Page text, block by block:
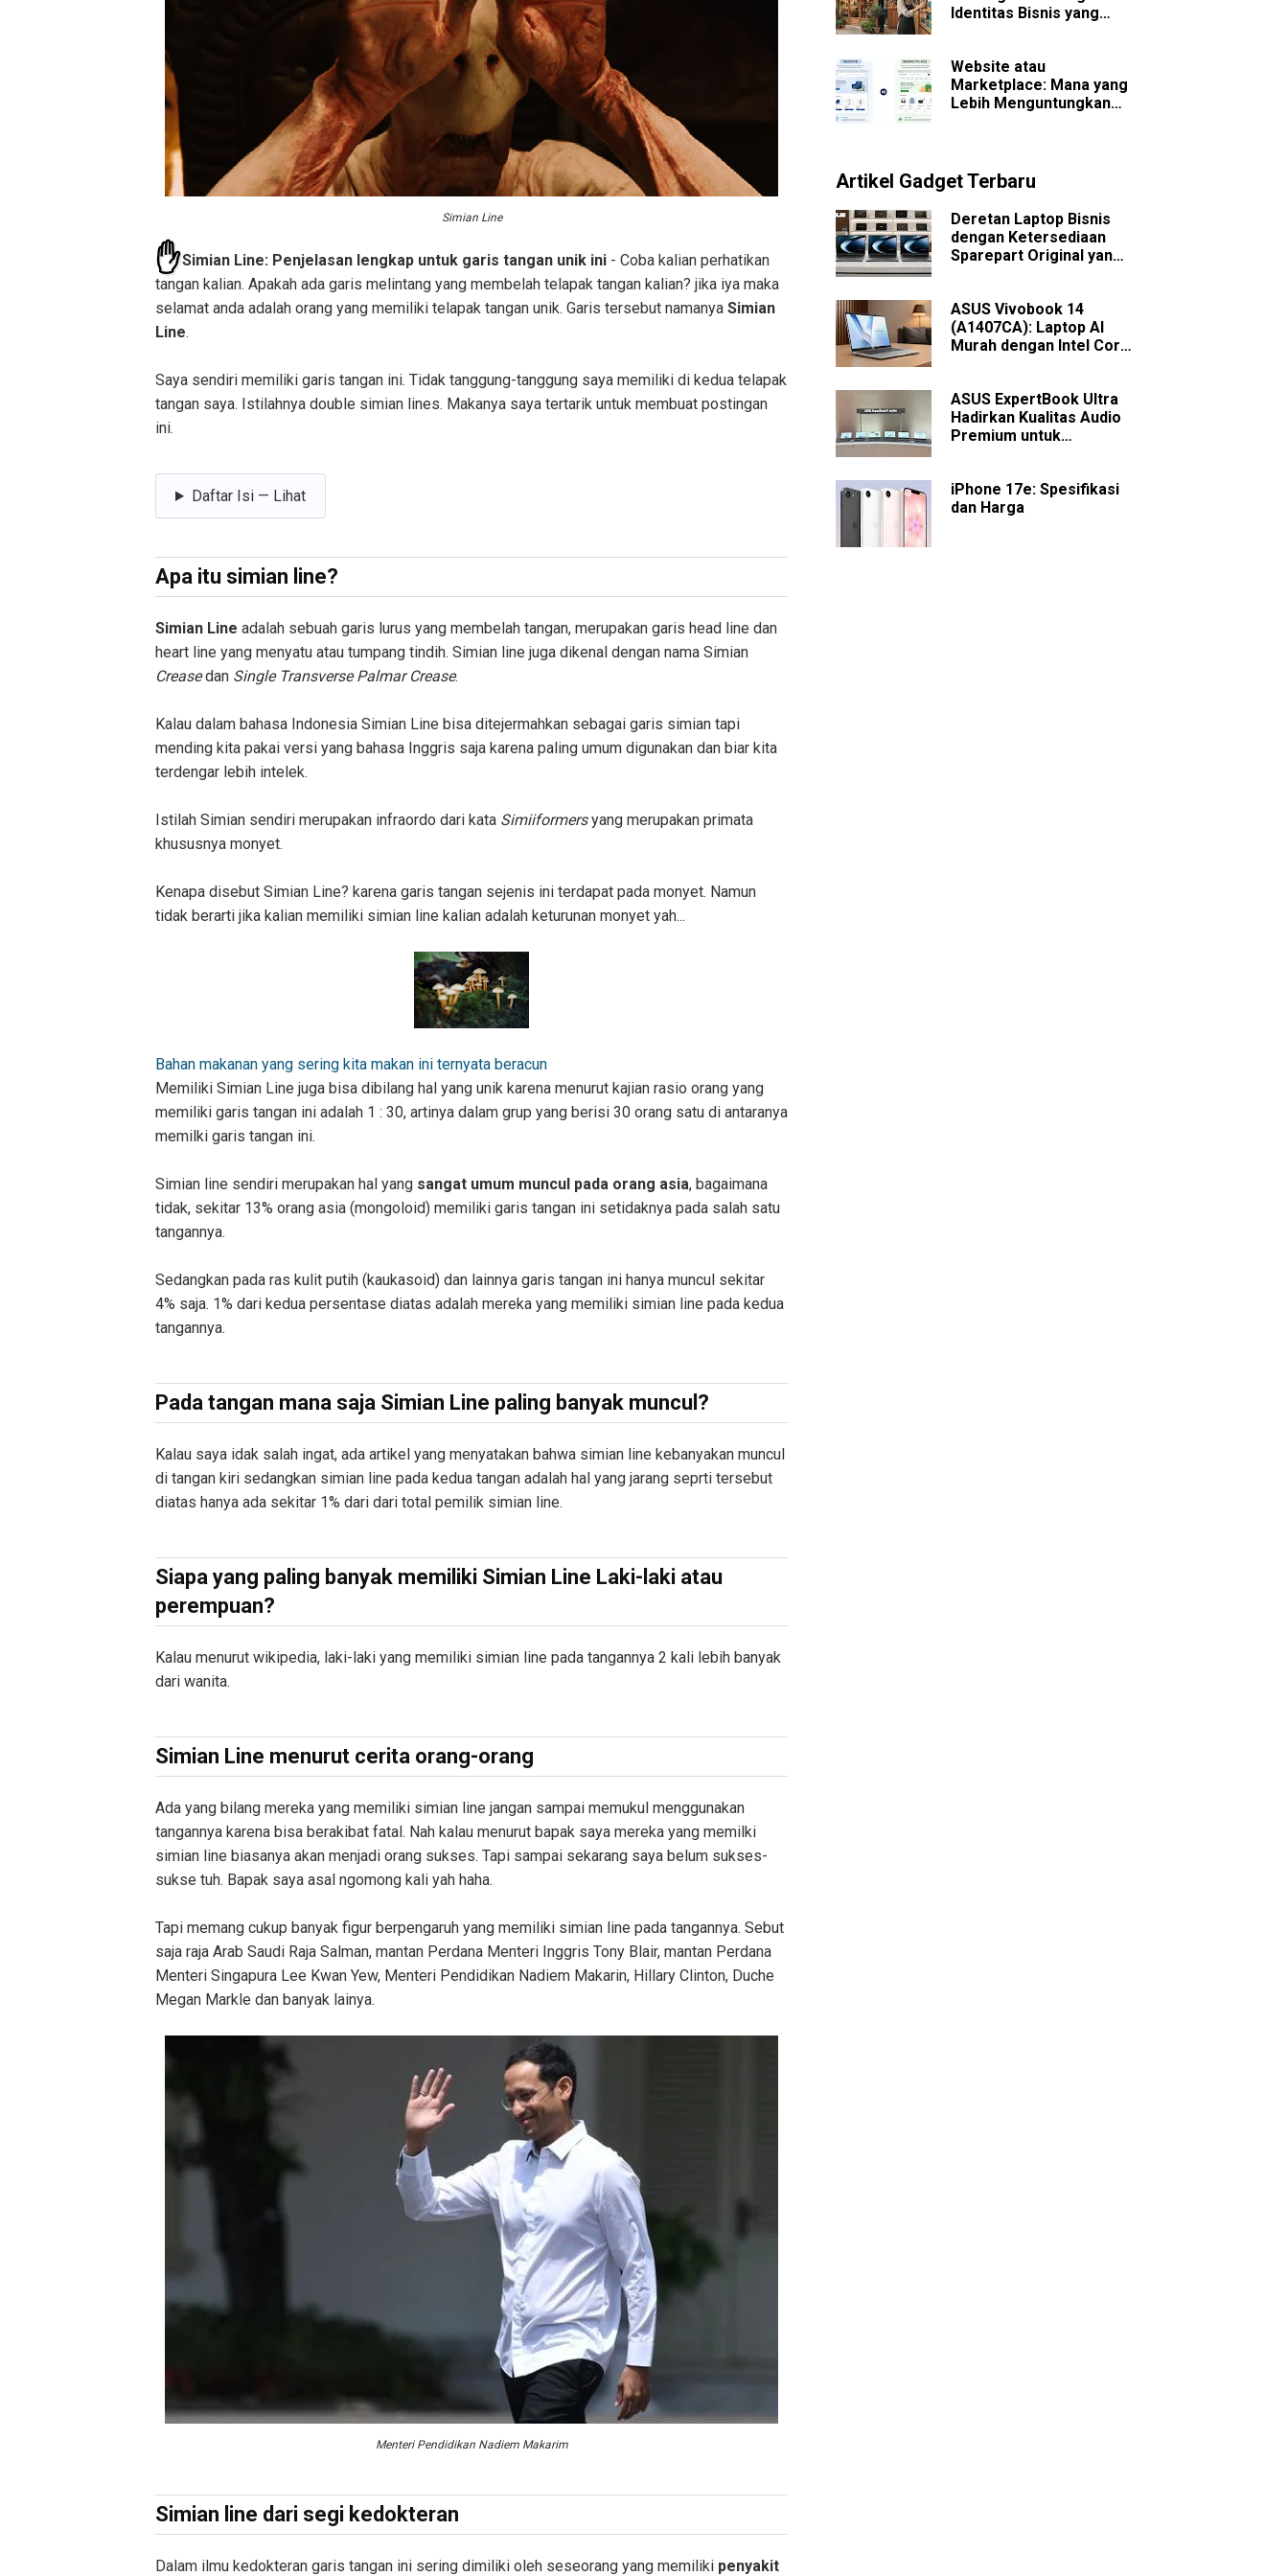
Simian Line
✋Simian Line: Penjelasan lengkap untuk garis tangan unik ini - Coba kalian perhatikan
tangan kalian. Apakah ada garis melintang yang membelah telapak tangan kalian? jika iya maka
selamat anda adalah orang yang memiliki telapak tangan unik. Garis tersebut namanya Simian
Line.
Saya sendiri memiliki garis tangan ini. Tidak tanggung-tanggung saya memiliki di kedua telapak
tangan saya. Istilahnya double simian lines. Makanya saya tertarik untuk membuat postingan
ini.
Daftar Isi — Lihat
Apa itu simian line?
Simian Line adalah sebuah garis lurus yang membelah tangan, merupakan garis head line dan
heart line yang menyatu atau tumpang tindih. Simian line juga dikenal dengan nama Simian
Creasedan Single Transverse Palmar Crease.
Kalau dalam bahasa Indonesia Simian Line bisa ditejermahkan sebagai garis simian tapi
mending kita pakai versi yang bahasa Inggris saja karena paling umum digunakan dan biar kita
terdengar lebih intelek.
Istilah Simian sendiri merupakan infraordo dari kata Simiiformersyang merupakan primata
khususnya monyet.
Kenapa disebut Simian Line? karena garis tangan sejenis ini terdapat pada monyet. Namun
tidak berarti jika kalian memiliki simian line kalian adalah keturunan monyet yah...
Bahan makanan yang sering kita makan ini ternyata beracun
Memiliki Simian Line juga bisa dibilang hal yang unik karena menurut kajian rasio orang yang
memiliki garis tangan ini adalah 1 : 30, artinya dalam grup yang berisi 30 orang satu di antaranya
memilki garis tangan ini.
Simian line sendiri merupakan hal yang sangat umum muncul pada orang asia, bagaimana
tidak, sekitar 13% orang asia (mongoloid) memiliki garis tangan ini setidaknya pada salah satu
tangannya.
Sedangkan pada ras kulit putih (kaukasoid) dan lainnya garis tangan ini hanya muncul sekitar
4% saja. 1% dari kedua persentase diatas adalah mereka yang memiliki simian line pada kedua
tangannya.
Pada tangan mana saja Simian Line paling banyak muncul?
Kalau saya idak salah ingat, ada artikel yang menyatakan bahwa simian line kebanyakan muncul
di tangan kiri sedangkan simian line pada kedua tangan adalah hal yang jarang seprti tersebut
diatas hanya ada sekitar 1% dari dari total pemilik simian line.
Siapa yang paling banyak memiliki Simian Line Laki-laki atau
perempuan?
Kalau menurut wikipedia, laki-laki yang memiliki simian line pada tangannya 2 kali lebih banyak
dari wanita.
Simian Line menurut cerita orang-orang
Ada yang bilang mereka yang memiliki simian line jangan sampai memukul menggunakan
tangannya karena bisa berakibat fatal. Nah kalau menurut bapak saya mereka yang memilki
simian line biasanya akan menjadi orang sukses. Tapi sampai sekarang saya belum sukses-
sukse tuh. Bapak saya asal ngomong kali yah haha.
Tapi memang cukup banyak figur berpengaruh yang memiliki simian line pada tangannya. Sebut
saja raja Arab Saudi Raja Salman, mantan Perdana Menteri Inggris Tony Blair, mantan Perdana
Menteri Singapura Lee Kwan Yew, Menteri Pendidikan Nadiem Makarin, Hillary Clinton, Duche
Megan Markle dan banyak lainya.
Menteri Pendidikan Nadiem Makarim
Simian line dari segi kedokteran
Dalam ilmu kedokteran garis tangan ini sering dimiliki oleh seseorang yang memiliki penyakit
Identitas Bisnis yang
Website atau
Marketplace: Mana yang
Lebih Menguntungkan
Artikel Gadget Terbaru
Deretan Laptop Bisnis
dengan Ketersediaan
Sparepart Original yang
ASUS Vivobook 14
(A1407CA): Laptop AI
Murah dengan Intel Core
ASUS ExpertBook Ultra
Hadirkan Kualitas Audio
Premium untuk
iPhone 17e: Spesifikasi
dan Harga